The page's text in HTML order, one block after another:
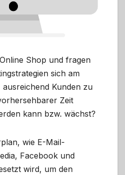
Shop und fragen
sich am
ausreichend Kunden zu
Zeit
kann bzw. wächst?
wie E-Mail-
Facebook und
wird, um den